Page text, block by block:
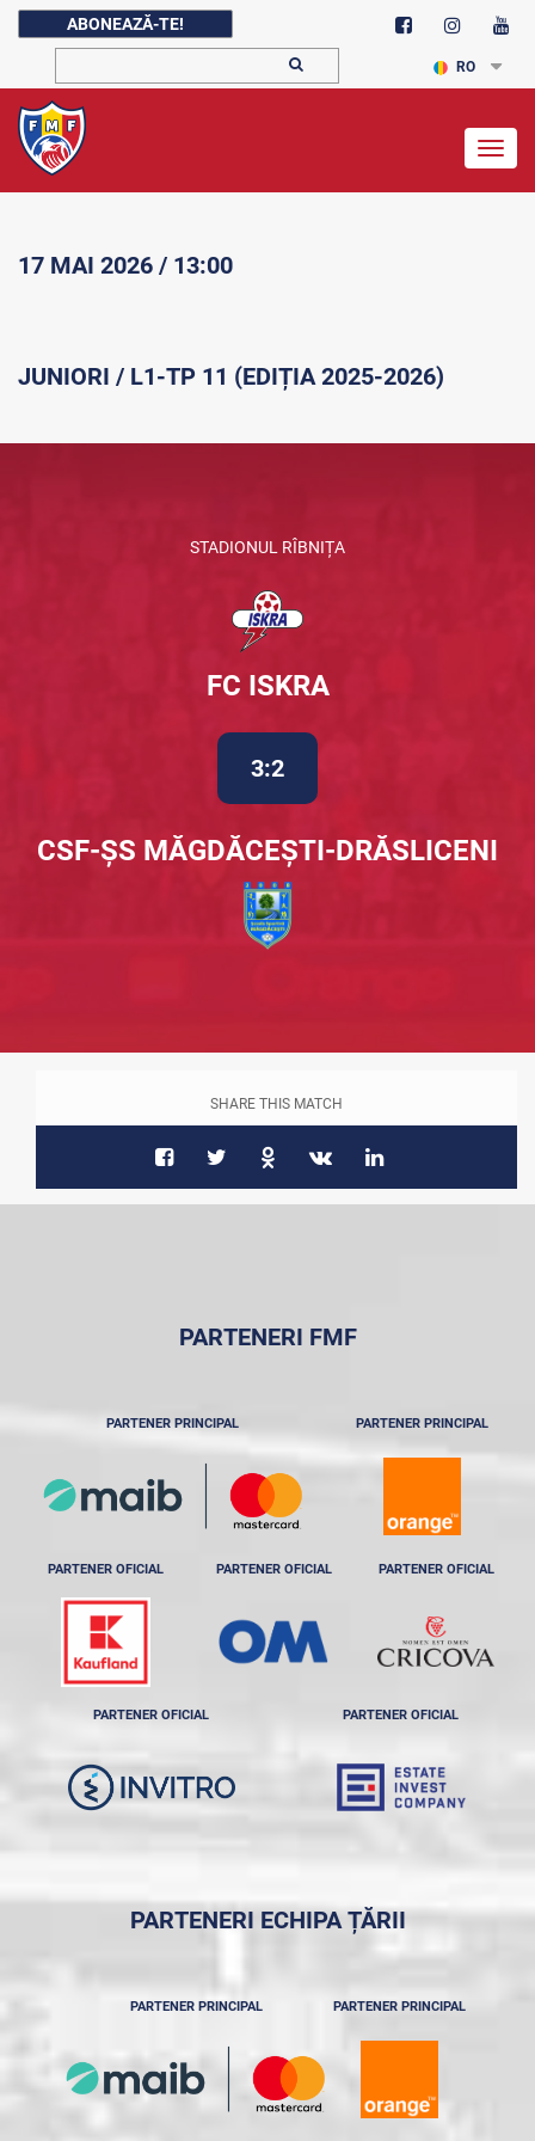
ABONEAZĂ-TE!
RO
17 MAI 2026 / 13:00
JUNIORI / L1-TP 11 (EDIȚIA 2025-2026)
STADIONUL RÎBNIȚA
FC ISKRA
3:2
CSF-ȘS MĂGDĂCEȘTI-DRĂSLICENI
SHARE THIS MATCH
PARTENERI FMF
PARTENER PRINCIPAL PARTENER PRINCIPAL
PARTENER OFICIAL PARTENER OFICIAL PARTENER OFICIAL
PARTENER OFICIAL PARTENER OFICIAL
PARTENERI ECHIPA ȚĂRII
PARTENER PRINCIPAL PARTENER PRINCIPAL